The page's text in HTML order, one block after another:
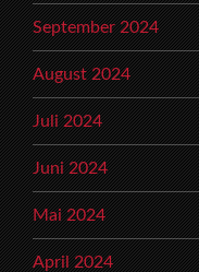
September 2024
August 2024
Juli 2024
Juni 2024
Mai 2024
April 2024